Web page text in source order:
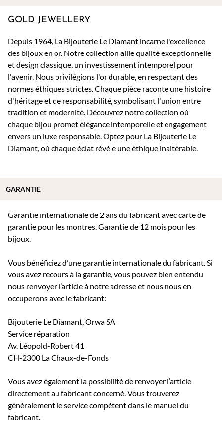
GOLD JEWELLERY
Depuis 1964, La Bijouterie Le Diamant incarne l'excellence
des bijoux en or. Notre collection allie qualité exceptionnelle
et design classique, un investissement intemporel pour
l'avenir. Nous privilégions l'or durable, en respectant des
normes éthiques strictes. Chaque pièce raconte une histoire
d'héritage et de responsabilité, symbolisant l'union entre
tradition et modernité. Découvrez notre collection où
chaque bijou promet élégance intemporelle et engagement
envers un luxe responsable. Optez pour La Bijouterie Le
Diamant, où chaque éclat révèle une éthique inaltérable.
Garantie internationale de 2 ans du fabricant avec carte de
garantie pour les montres. Garantie de 12 mois pour les
bijoux.
Vous bénéficiez d’une garantie internationale du fabricant. Si
vous avez recours à la garantie, vous pouvez bien entendu
nous renvoyer l’article à notre adresse et nous nous en
occuperons avec le fabricant:
Bijouterie Le Diamant, Orwa SA
Service réparation
Av. Léopold-Robert 41
CH-2300 La Chaux-de-Fonds
Vous avez également la possibilité de renvoyer l’article
directement au fabricant concerné. Vous trouverez
généralement le service compétent dans le manuel du
fabricant.
GARANTIE